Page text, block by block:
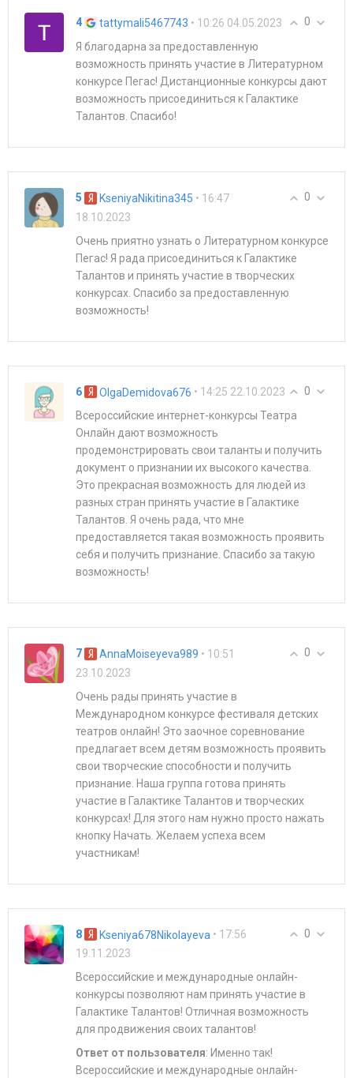
0
4 tattymali5467743 • 10:26 04.05.2023
Я благодарна за предоставленную
возможность принять участие в Литературном
конкурсе Пегас! Дистанционные конкурсы дают
возможность присоединиться к Галактике
Талантов. Спасибо!
0
5 KseniyaNikitina345 • 16:47
18.10.2023
Очень приятно узнать о Литературном конкурсе
Пегас! Я рада присоединиться к Галактике
Талантов и принять участие в творческих
конкурсах. Спасибо за предоставленную
возможность!
0
6 OlgaDemidova676 • 14:25 22.10.2023
Всероссийские интернет-конкурсы Театра
Онлайн дают возможность
продемонстрировать свои таланты и получить
документ о признании их высокого качества.
Это прекрасная возможность для людей из
разных стран принять участие в Галактике
Талантов. Я очень рада, что мне
предоставляется такая возможность проявить
себя и получить признание. Спасибо за такую
возможность!
0
7 AnnaMoiseyeva989 • 10:51
23.10.2023
Очень рады принять участие в
Международном конкурсе фестиваля детских
театров онлайн! Это заочное соревнование
предлагает всем детям возможность проявить
свои творческие способности и получить
признание. Наша группа готова принять
участие в Галактике Талантов и творческих
конкурсах! Для этого нам нужно просто нажать
кнопку Начать. Желаем успеха всем
участникам!
0
8 Kseniya678Nikolayeva • 17:56
19.11.2023
Всероссийские и международные онлайн-
конкурсы позволяют нам принять участие в
Галактике Талантов! Отличная возможность
для продвижения своих талантов!
Ответ от пользователя: Именно так!
Всероссийские и международные онлайн-